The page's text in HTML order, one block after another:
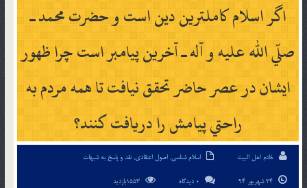
اگر اسلام كاملترين دين است و حضرت محمد ـ
صلّي الله عليه و آله ـ آخرين پيامبر است چرا ظهور
ايشان در عصر حاضر تحقق نيافت تا همه مردم به
راحتي پيامش را دريافت كنند؟
خادم اهل البیت اسلام شناسی, اصول اعتقادی, نقد و پاسخ به شبهات
0 دیدگاه